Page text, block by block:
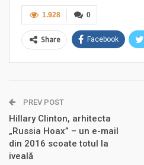
0
1.928
Share Facebook
PREV POST
Hillary Clinton, arhitecta
„Russia Hoax” – un e-mail
din 2016 scoate totul la
iveală